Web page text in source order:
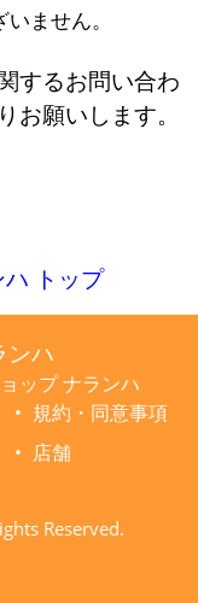
ません。
するお問い合わ
お願いします。
トップ
ンハ
ップ ナランハ
規約・同意事項
店舗
Reserved.